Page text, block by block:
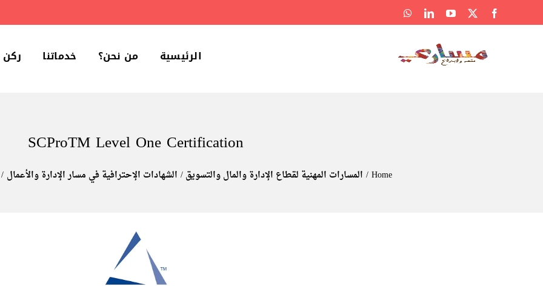
Facebook
X
YouTube
LinkedIn
WhatsApp
الرئيسية من نحن؟ خدماتنا
SCProTM Level One Certification
Home المسارات المهنية لقطاع الإدارة والمال والتسويق الشهادات الإحترافية في مسار الإدارة والأعمال